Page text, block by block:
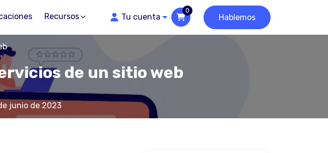
Recursos Tu cuenta
0
Hablemos
de un sitio web
junio de 2023